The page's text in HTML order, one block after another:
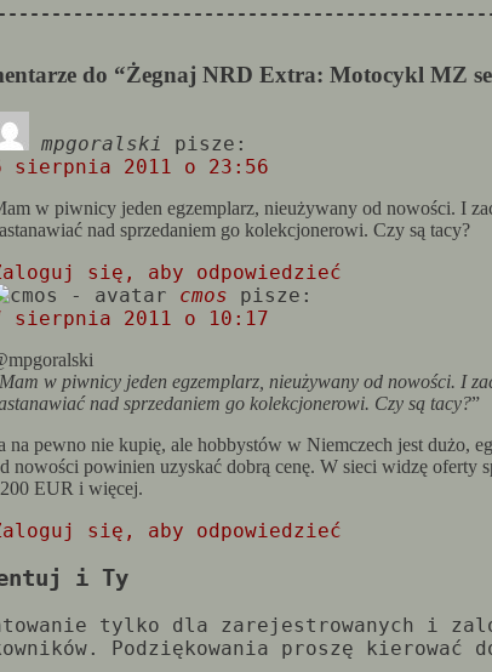
do “Żegnaj NRD Extra: Motocykl MZ
mpgoralski
pisze:
sierpnia 2011 o 23:56
w piwnicy jeden egzemplarz, nieużywany od nowości. I
nad sprzedaniem go kolekcjonerowi. Czy są tacy?
się, aby odpowiedzieć
cmos
pisze:
sierpnia 2011 o 10:17
Mam w piwnicy jeden egzemplarz, nieużywany od nowości. I
nad sprzedaniem go kolekcjonerowi. Czy są tacy?”
na pewno nie kupię, ale hobbystów w Niemczech jest dużo,
nowości powinien uzyskać dobrą cenę. W sieci widzę oferty
EUR i więcej.
się, aby odpowiedzieć
i Ty
tylko dla zarejestrowanych i
Podziękowania proszę kierować